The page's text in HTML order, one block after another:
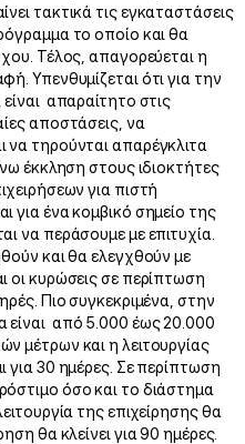
τακτικά τις εγκαταστάσεις
το οποίο και θα
Τέλος, απαγορεύεται η
Υπενθυμίζεται ότι για την
απαραίτητο στις
αποστάσεις, να
να τηρούνται απαρέγκλιτα
έκκληση στους ιδιοκτήτες
για πιστή
για ένα κομβικό σημείο της
να περάσουμε με επιτυχία.
και θα ελεγχθούν με
οι κυρώσεις σε περίπτωση
Πιο συγκεκριμένα, στην
από 5.000 έως 20.000
μέτρων και η λειτουργίας
για 30 ημέρες. Σε περίπτωση
όσο και το διάστημα
της επιχείρησης θα
θα κλείνει για 90 ημέρες.